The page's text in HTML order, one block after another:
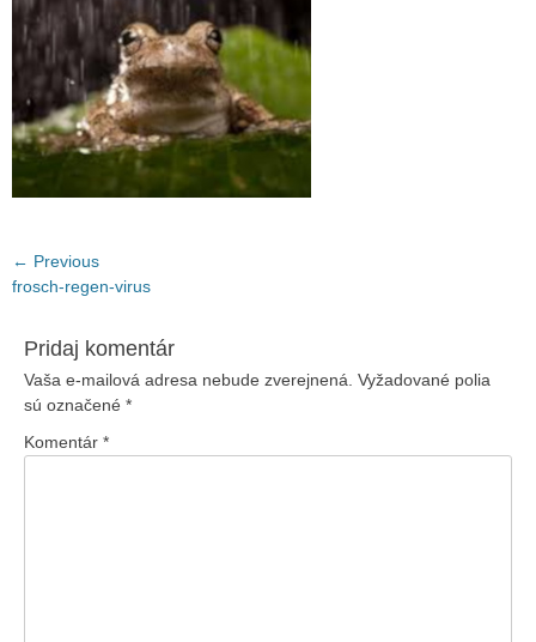
Navigácia
v
← Previous
Previous
frosch-regen-virus
Pridaj komentár
Vaša e-mailová adresa nebude zverejnená. Vyžadované polia
sú označené *
Komentár *